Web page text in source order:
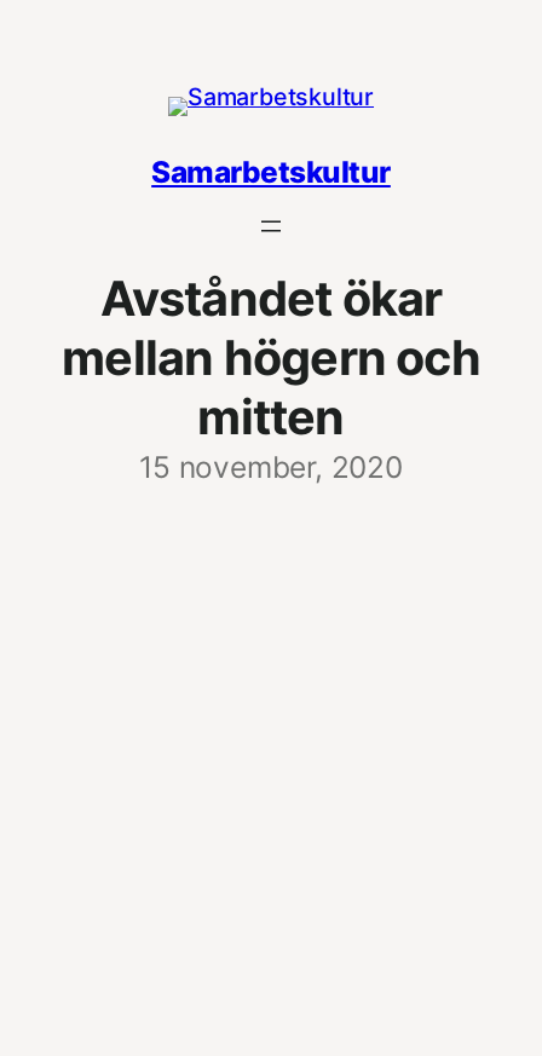
Samarbetskultur
Avståndet ökar
mellan högern och
mitten
15 november, 2020